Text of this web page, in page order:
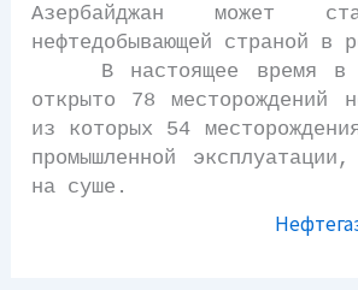
Азербайджан может
нефтедобывающей страной в
В настоящее время в
открыто 78 месторождений
из которых 54
промышленной
на суше.